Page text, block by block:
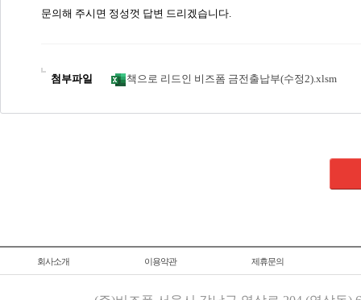
문의해 주시면 정성껏 답변 드리겠습니다.
첨부파일 책으로 리드인 비즈폼 금전출납부(수정2).xlsm
회사소개 이용약관 제휴문의